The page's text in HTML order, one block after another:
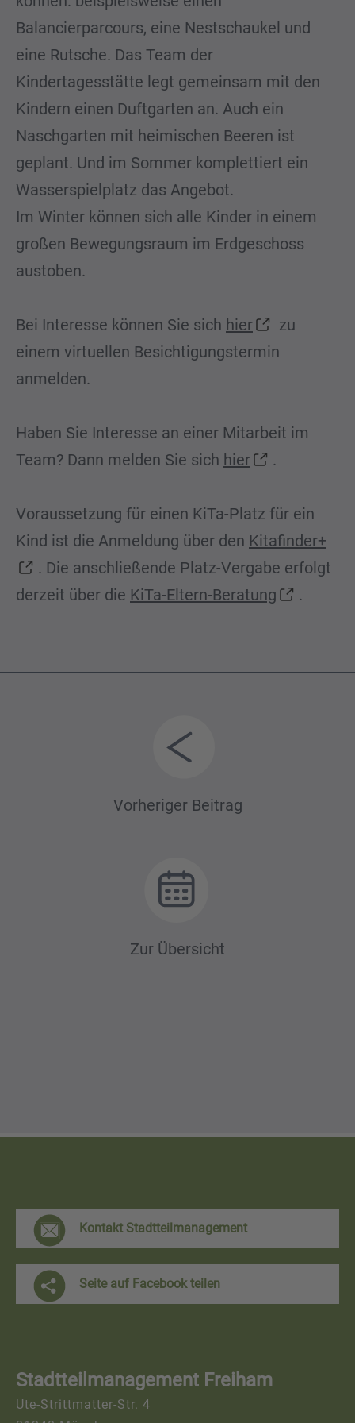
Balancierparcours, eine Nestschaukel und
eine Rutsche. Das Team der
Kindertagesstätte legt gemeinsam mit den
Kindern einen Duftgarten an. Auch ein
Naschgarten mit heimischen Beeren ist
geplant. Und im Sommer komplettiert ein
Wasserspielplatz das Angebot.
Im Winter können sich alle Kinder in einem
großen Bewegungsraum im Erdgeschoss
austoben.
Bei Interesse können Sie sich hier
zu
einem virtuellen Besichtigungstermin
anmelden.
Haben Sie Interesse an einer Mitarbeit im
Team? Dann melden Sie sich hier .
Voraussetzung für einen KiTa-Platz für ein
Kind ist die Anmeldung über den Kitafinder+
. Die anschließende Platz-Vergabe erfolgt
derzeit über die KiTa-Eltern-Beratung .
Beitrags-
Vorheriger Beitrag
Zur Übersicht
F
r
e
i
m
K
Kontakt Stadtteilmanagement
Seite auf Facebook teilen
Stadtteilmanagement Freiham
Ute-Strittmatter-Str. 4